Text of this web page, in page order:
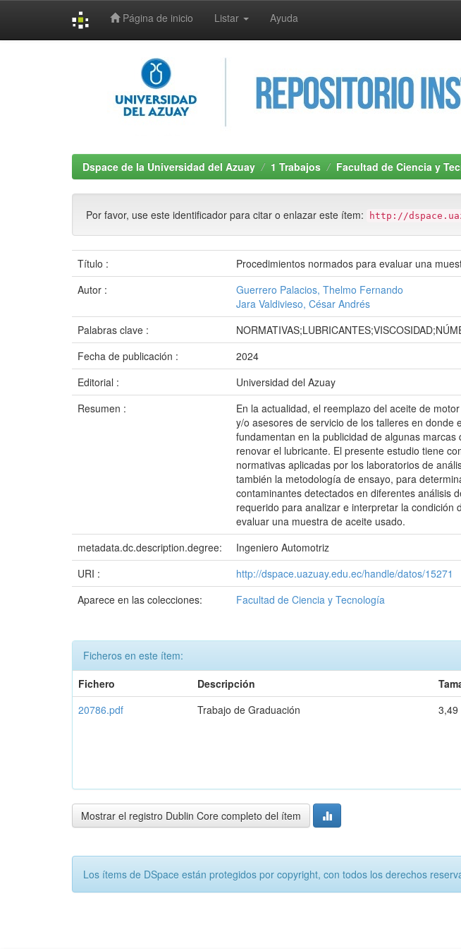
Página de inicio Listar Ayuda
Dspace de la Universidad del Azuay 1 Trabajos Facultad de Ciencia y
Por favor, use este identificador para citar o enlazar este ítem: http://
Título :
Procedimientos normados para evaluar una
Autor :
Guerrero Palacios, Thelmo Fernando
Jara Valdivieso, César Andrés
Palabras clave :
Fecha de publicación :
2024
Editorial :
Universidad del Azuay
Resumen :
En la actualidad, el reemplazo del aceite de
y/o asesores de servicio de los talleres en
fundamentan en la publicidad de algunas
renovar el lubricante. El presente estudio tiene
normativas aplicadas por los laboratorios de
también la metodología de ensayo, para
contaminantes detectados en diferentes análisis
requerido para analizar e interpretar la
evaluar una muestra de aceite usado.
metadata.dc.description.degree:
Ingeniero Automotriz
URI :
http://dspace.uazuay.edu.ec/handle/datos/15271
Aparece en las colecciones:
Facultad de Ciencia y Tecnología
Ficheros en este ítem:
Fichero
Descripción
20786.pdf
Trabajo de Graduación 3,49
Mostrar el registro Dublin Core completo del ítem
Los ítems de DSpace están protegidos por copyright, con todos los derechos